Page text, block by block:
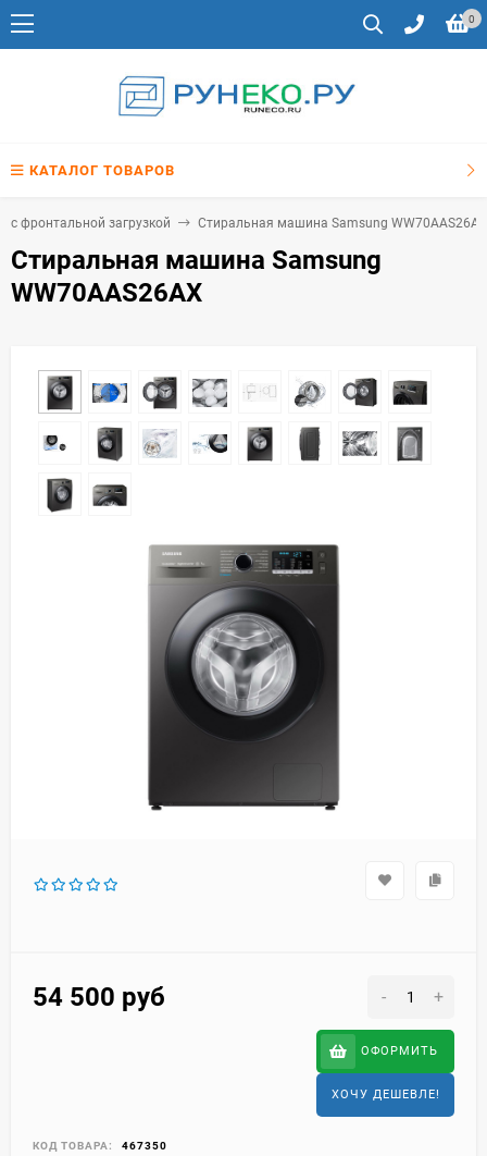
0
КАТАЛОГ ТОВАРОВ
фронтальной загрузкой Стиральная машина Samsung WW70AAS26AX
Стиральная машина Samsung
WW70AAS26AX
54 500 руб - +
ОФОРМИТЬ
ХОЧУ ДЕШЕВЛЕ!
КОД ТОВАРА: 467350